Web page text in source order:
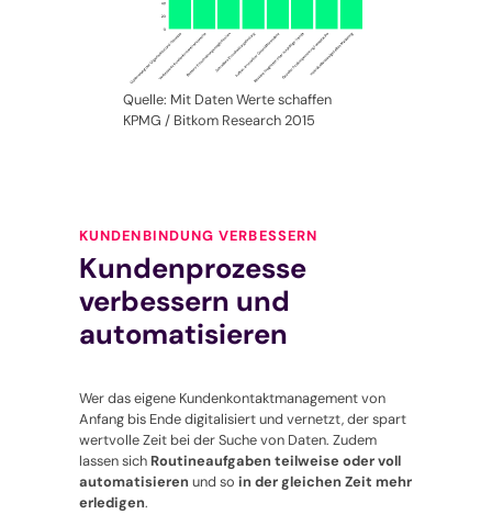
Quelle: Mit Daten Werte schaffen
KPMG / Bitkom Research 2015
KUNDENBINDUNG VERBESSERN
Kundenprozesse
verbessern und
automatisieren
Wer das eigene Kundenkontaktmanagement von
Anfang bis Ende digitalisiert und vernetzt, der spart
wertvolle Zeit bei der Suche von Daten. Zudem
lassen sich Routineaufgaben teilweise oder voll
automatisieren und so in der gleichen Zeit mehr
erledigen.